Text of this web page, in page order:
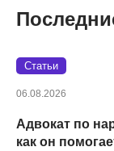
Статьи
06.08.2026
Адвокат по
как он